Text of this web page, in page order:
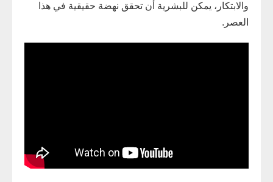
والابتكار، يمكن للبشرية أن تحقق نهضة حقيقية في هذا
العصر.